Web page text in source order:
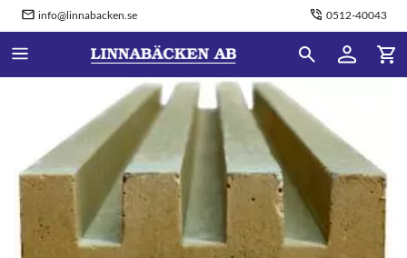
info@linnabacken.se 0512-40043